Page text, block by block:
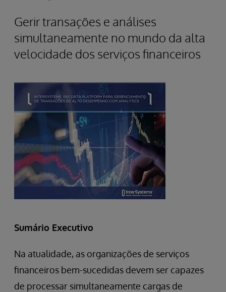
Gerir transações e análises
simultaneamente no mundo da alta
velocidade dos serviços financeiros
Sumário Executivo
Na atualidade, as organizações de serviços
financeiros bem-sucedidas devem ser capazes
de processar simultaneamente cargas de